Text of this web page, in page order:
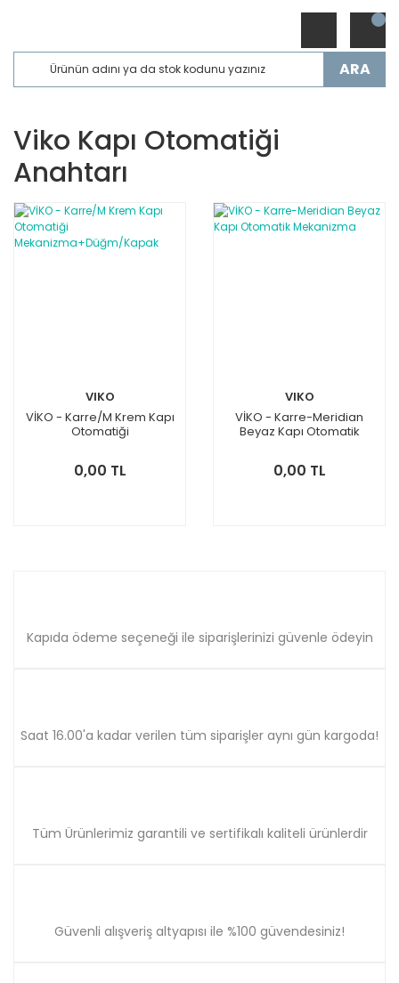
ARA
Viko Kapı Otomatiği
Anahtarı
VIKO
VİKO - Karre/M Krem Kapı
Otomatiği
0,00 TL
VIKO
VİKO - Karre-Meridian
Beyaz Kapı Otomatik
0,00 TL
Kapıda ödeme seçeneği ile siparişlerinizi güvenle ödeyin
Saat 16.00'a kadar verilen tüm siparişler aynı gün kargoda!
Tüm Ürünlerimiz garantili ve sertifikalı kaliteli ürünlerdir
Güvenli alışveriş altyapısı ile %100 güvendesiniz!